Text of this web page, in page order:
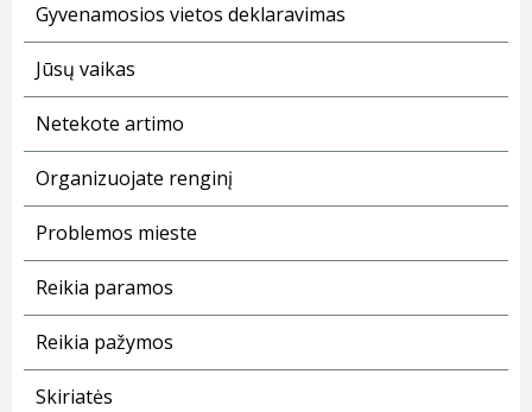
Gyvenamosios vietos deklaravimas
Jūsų vaikas
Netekote artimo
Organizuojate renginį
Problemos mieste
Reikia paramos
Reikia pažymos
Skiriatės